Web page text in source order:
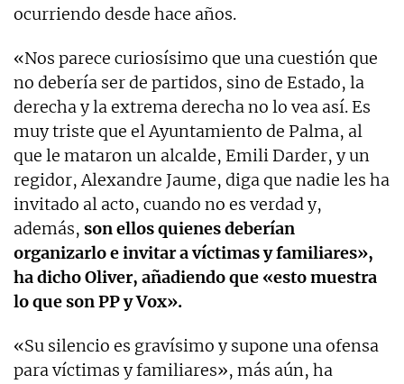
ocurriendo desde hace años.
«Nos parece curiosísimo que una cuestión que
no debería ser de partidos, sino de Estado, la
derecha y la extrema derecha no lo vea así. Es
muy triste que el Ayuntamiento de Palma, al
que le mataron un alcalde, Emili Darder, y un
regidor, Alexandre Jaume, diga que nadie les ha
invitado al acto, cuando no es verdad y,
además, son ellos quienes deberían
organizarlo e invitar a víctimas y familiares»,
ha dicho Oliver, añadiendo que «esto muestra
lo que son PP y Vox».
«Su silencio es gravísimo y supone una ofensa
para víctimas y familiares», más aún, ha